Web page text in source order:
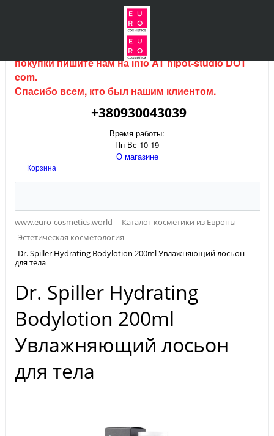
Интернет магазин (данный сайт) продается, для
покупки пишите нам наinfo AT hipot-studio DOT
com.
Спасибо всем, кто был нашим клиентом.
+380930043039
Время работы:
Пн-Вс 10-19
О магазине
Корзина
www.euro-cosmetics.world
Каталог косметики из Европы
Эстетическая косметология
Dr. Spiller Hydrating Bodylotion 200ml Увлажняющий лосьон
для тела
Dr. Spiller Hydrating
Bodylotion 200ml
Увлажняющий лосьон
для тела